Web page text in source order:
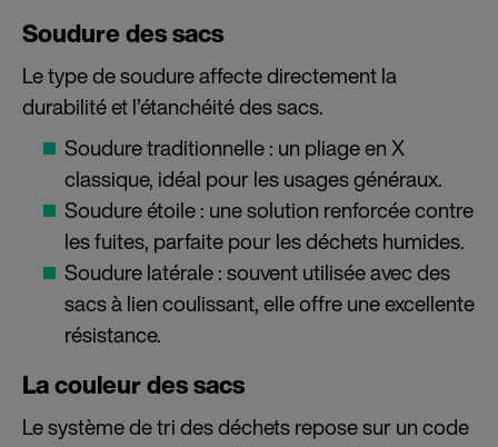
Soudure des sacs
Le type de soudure affecte directement la
durabilité et l’étanchéité des sacs.
Soudure traditionnelle : un pliage en X
classique, idéal pour les usages généraux.
Soudure étoile : une solution renforcée contre
les fuites, parfaite pour les déchets humides.
Soudure latérale : souvent utilisée avec des
sacs à lien coulissant, elle offre une excellente
résistance.
La couleur des sacs
Le système de tri des déchets repose sur un code